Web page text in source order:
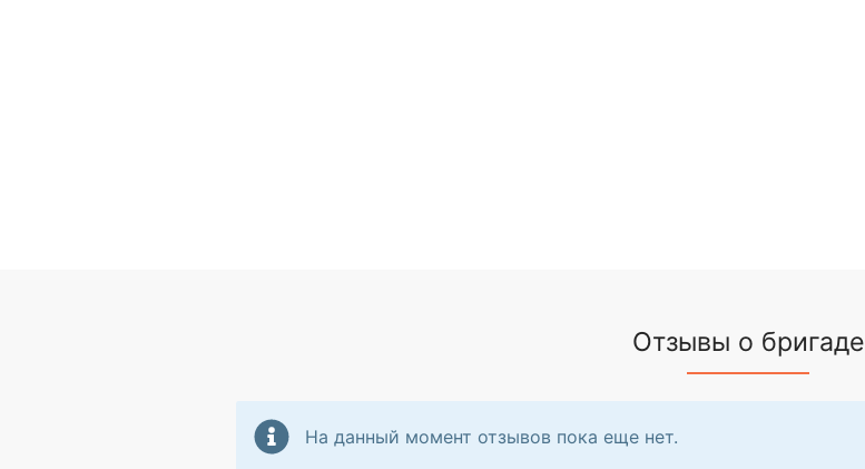
Отзывы о бригаде
На данный момент отзывов пока еще нет.